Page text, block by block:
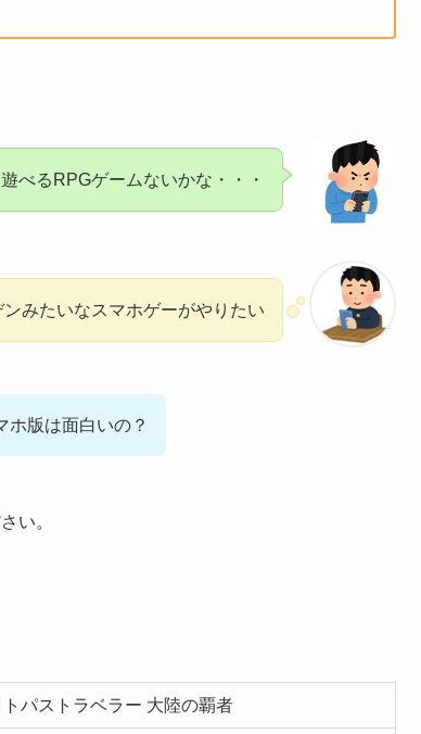
べるRPGゲームないかな・・・
みたいなスマホゲーがやりたい
ホ版は面白いの？
い。
トパストラベラー 大陸の覇者